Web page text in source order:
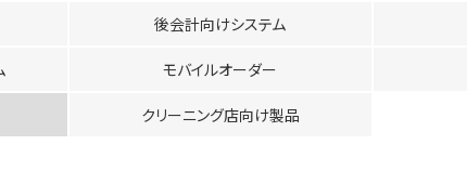
後会計向けシステム
モバイルオーダー
クリーニング店向け製品